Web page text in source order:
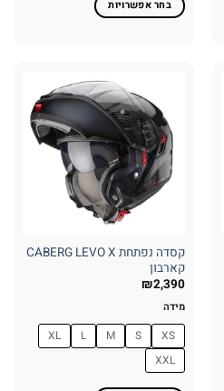
בחר אפשרויות
סוגים.
ניתן
לבחור
את
האפשרויות
בעמוד
קסדה נפתחת CABERG LEVO X
קארבון
₪2,390
מידה
XS
S
M
L
XL
XXL